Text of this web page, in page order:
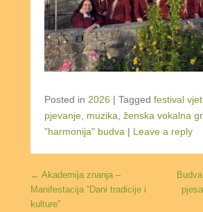
Posted in 2026 | Tagged festival
pjevanje muzika ženska vokalna
"harmonija" budva | Leave a reply
Post navigation
← Akademija znanja –
Manifestacija “Dani tradicije i
kulture”